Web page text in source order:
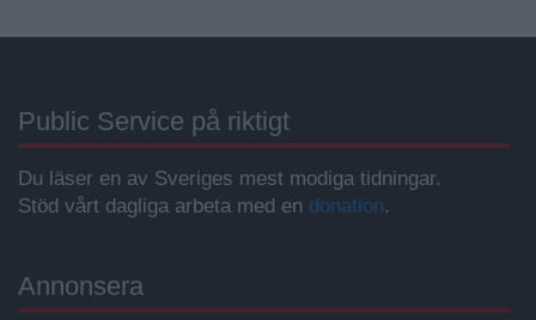
Public Service på riktigt
Du läser en av Sveriges mest modiga tidningar.
Stöd vårt dagliga arbeta med en donation.
Annonsera